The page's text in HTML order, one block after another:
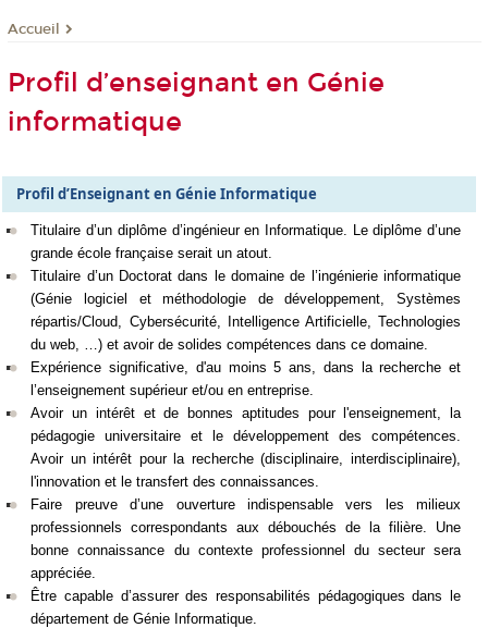
Accueil
Profil d’enseignant en Génie
informatique
Profil d’Enseignant en Génie Informatique
Titulaire d’un diplôme d’ingénieur en Informatique. Le diplôme d’une
grande école française serait un atout.
Titulaire d’un Doctorat dans le domaine de l’ingénierie informatique
(Génie logiciel et méthodologie de développement, Systèmes
répartis/Cloud, Cybersécurité, Intelligence Artificielle, Technologies
du web, …) et avoir de solides compétences dans ce domaine.
Expérience significative, d'au moins 5 ans, dans la recherche et
l’enseignement supérieur et/ou en entreprise.
Avoir un intérêt et de bonnes aptitudes pour l'enseignement, la
pédagogie universitaire et le développement des compétences.
Avoir un intérêt pour la recherche (disciplinaire, interdisciplinaire),
l'innovation et le transfert des connaissances.
Faire preuve d’une ouverture indispensable vers les milieux
professionnels correspondants aux débouchés de la filière. Une
bonne connaissance du contexte professionnel du secteur sera
appréciée.
Être capable d’assurer des responsabilités pédagogiques dans le
département de Génie Informatique.